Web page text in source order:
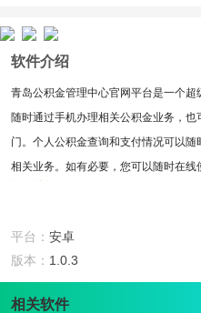
软件介绍
青岛公积金管理中心官网平台是一个
随时通过手机办理相关公积金业务，
门。个人公积金查询和支付情况可以
相关业务。如有必要，您可以随时在线
2、公积金的最新消息和信息可以在青
随时了解最新的公积金政策!
1、青岛公积金管理中心为青岛市民提
平台： 安卓
版本： 1.0.3
相关软件